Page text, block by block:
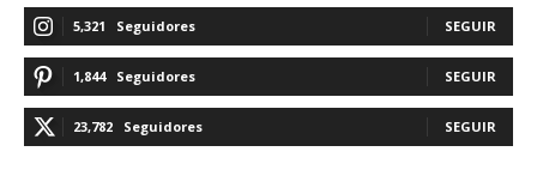
5,321 Seguidores SEGUIR
1,844 Seguidores SEGUIR
23,782 Seguidores SEGUIR